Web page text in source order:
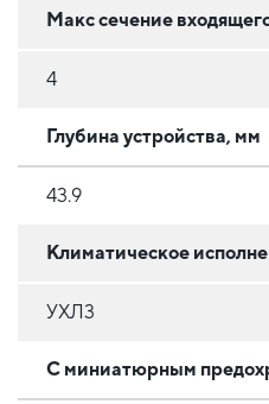
Макс сечение
4
Глубина устройства, мм
43.9
Климатическое
УХЛ3
С миниатюрным